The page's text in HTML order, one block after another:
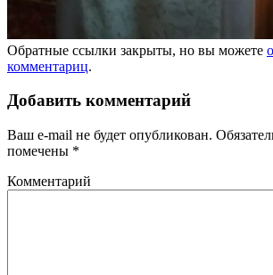
Обратные ссылки закрыты, но вы можете
комментариц.
Добавить комментарий
Ваш e-mail не будет опубликован.
помечены *
Комментарий